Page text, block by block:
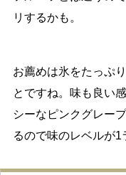
リするかも。
お薦めは氷をたっぷ
とですね。味も良い
シーなピンクグレー
るので味のレベルが1